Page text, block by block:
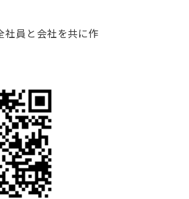
社員と会社を共に作